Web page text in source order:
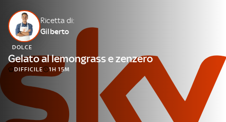
Cos’altro vedere:
PROGRAMMI SKY
Un mondo di offerte:
SKY.IT
NOW
Ricetta di:
Gilberto
DOLCE
Gelato al lemongrass e zenzero
DIFFICILE 1H 15M